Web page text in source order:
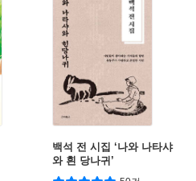
백석 전 시집 ‘나와 나타샤
와 흰 당나귀’